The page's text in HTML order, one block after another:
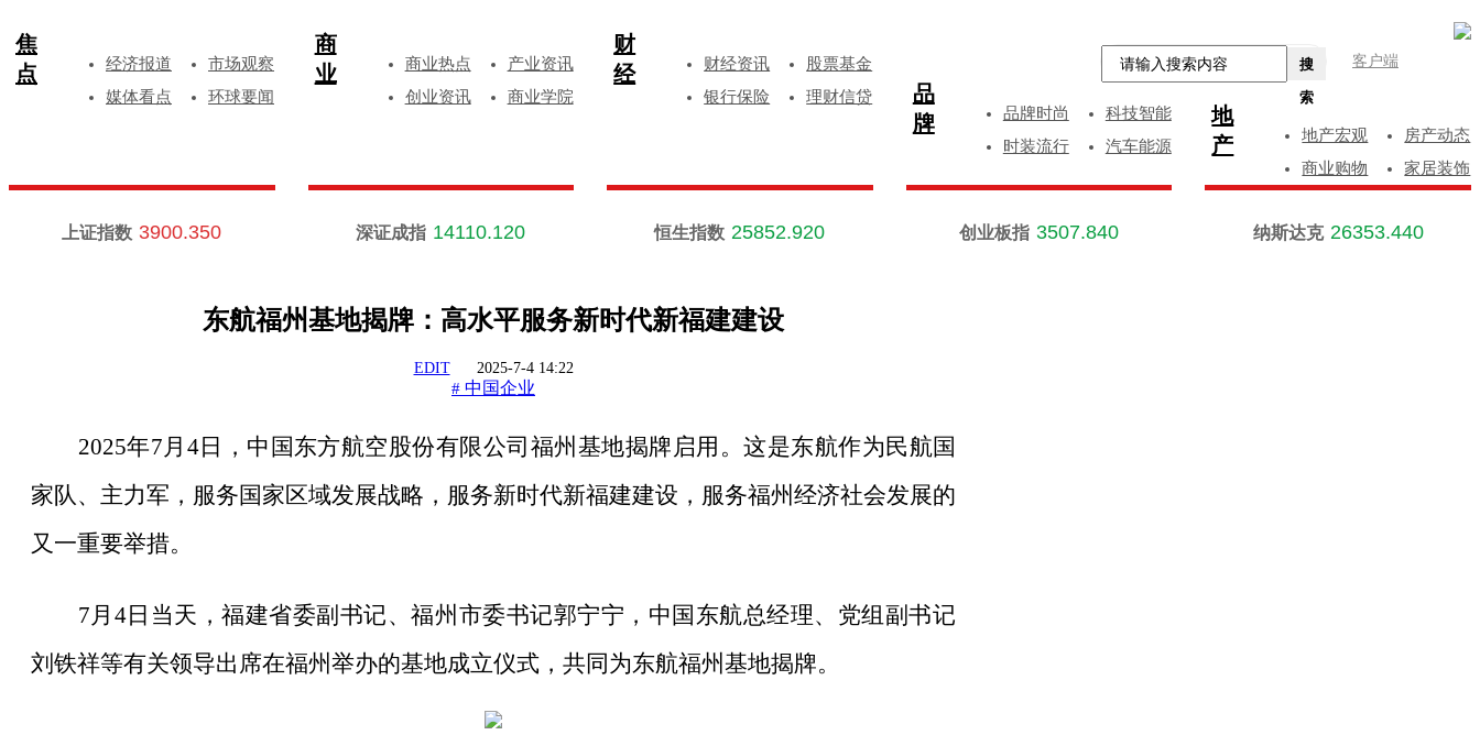
客户端
搜
索
焦
点
经济报道
市场观察
媒体看点
环球要闻
商
业
商业热点
产业资讯
创业资讯
商业学院
财
经
财经资讯
股票基金
银行保险
理财信贷
品
牌
品牌时尚
科技智能
时装流行
汽车能源
地
产
地产宏观
房产动态
商业购物
家居装饰
上证指数 3900.350 深证成指 14110.120 恒生指数 25852.920 创业板指 3507.840 纳斯达克 26353.440
东航福州基地揭牌：高水平服务新时代新福建建设
EDIT 2025-7-4 14:22
# 中国企业
2025年7月4日，中国东方航空股份有限公司福州基地揭牌启用。这是东航作为民航国
家队、主力军，服务国家区域发展战略，服务新时代新福建建设，服务福州经济社会发展的
又一重要举措。
7月4日当天，福建省委副书记、福州市委书记郭宁宁，中国东航总经理、党组副书记
刘铁祥等有关领导出席在福州举办的基地成立仪式，共同为东航福州基地揭牌。